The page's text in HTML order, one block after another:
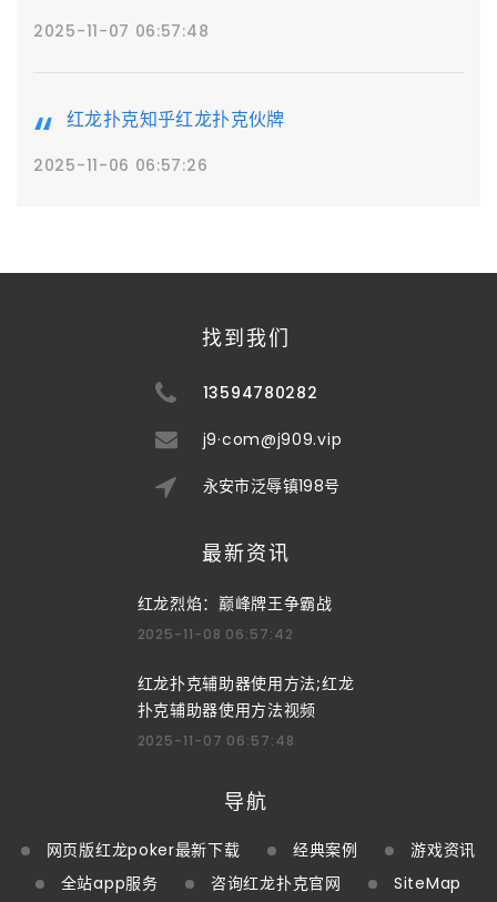
2025-11-07 06:57:48
红龙扑克知乎红龙扑克伙牌
2025-11-06 06:57:26
找到我们
13594780282
j9·com@j909.vip
永安市泛辱镇198号
最新资讯
红龙烈焰：巅峰牌王争霸战
2025-11-08 06:57:42
红龙扑克辅助器使用方法;红龙
扑克辅助器使用方法视频
2025-11-07 06:57:48
导航
网页版红龙poker最新下载 经典案例
游戏资讯
全站app服务
咨询红龙扑克官网 SiteMap